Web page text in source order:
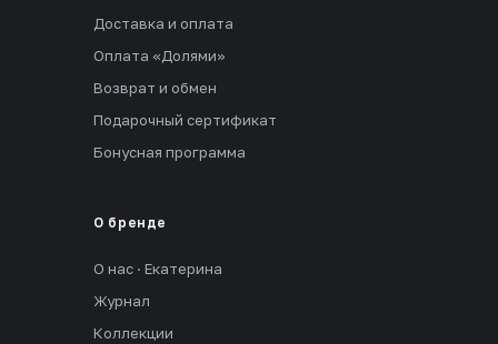
Доставка и оплата
Оплата «Долями»
Возврат и обмен
Подарочный сертификат
Бонусная программа
О бренде
О нас · Екатерина
Журнал
Коллекции